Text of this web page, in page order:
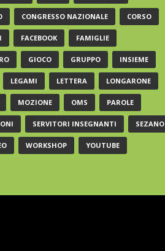
CONGRESSO NAZIONALE CORSO
FACEBOOK FAMIGLIE
GIOCO GRUPPO INSIEME
LEGAMI LETTERA LONGARONE
MOZIONE OMS PAROLE
SERVITORI INSEGNANTI SEZANO
WORKSHOP YOUTUBE